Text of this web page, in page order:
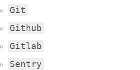
Git
Github
Gitlab
Sentry